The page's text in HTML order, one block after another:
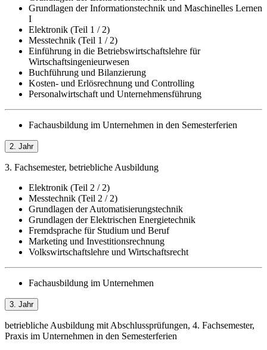
Grundlagen der Informationstechnik und Maschinelles Lernen
I
Elektronik (Teil 1 / 2)
Messtechnik (Teil 1 / 2)
Einführung in die Betriebswirtschaftslehre für
Wirtschaftsingenieurwesen
Buchführung und Bilanzierung
Kosten- und Erlösrechnung und Controlling
Personalwirtschaft und Unternehmensführung
Fachausbildung im Unternehmen in den Semesterferien
2. Jahr
3. Fachsemester, betriebliche Ausbildung
Elektronik (Teil 2 / 2)
Messtechnik (Teil 2 / 2)
Grundlagen der Automatisierungstechnik
Grundlagen der Elektrischen Energietechnik
Fremdsprache für Studium und Beruf
Marketing und Investitionsrechnung
Volkswirtschaftslehre und Wirtschaftsrecht
Fachausbildung im Unternehmen
3. Jahr
betriebliche Ausbildung mit Abschlussprüfungen, 4. Fachsemester,
Praxis im Unternehmen in den Semesterferien